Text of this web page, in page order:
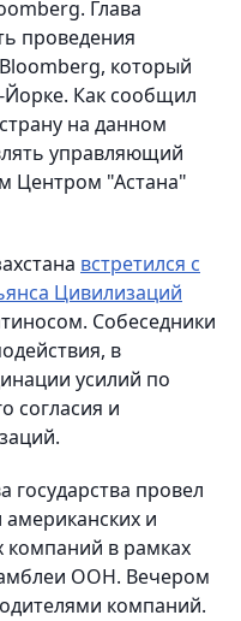
Глава
проведения
который
Йорке. Как сообщил
на данном
управляющий
Центром "Астана"
встретился с
Цивилизаций
Собеседники
в
усилий по
согласия и
государства провел
американских и
компаний в рамках
ООН. Вечером
компаний.